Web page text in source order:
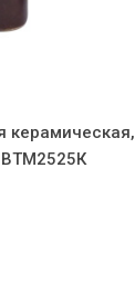
керамическая,
ВТМ2525К